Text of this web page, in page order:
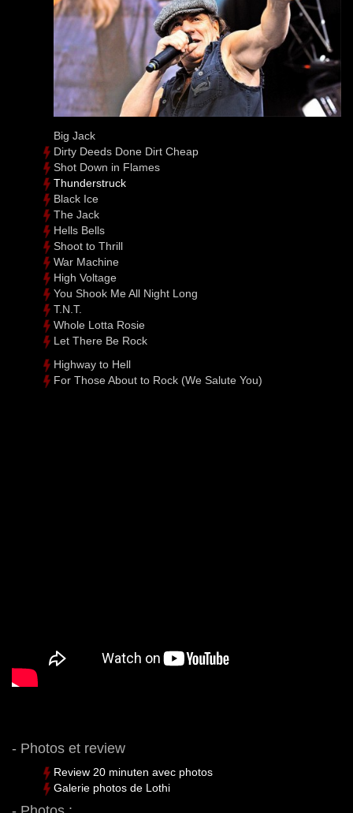
Big Jack
Dirty Deeds Done Dirt Cheap
Shot Down in Flames
Thunderstruck
Black Ice
The Jack
Hells Bells
Shoot to Thrill
War Machine
High Voltage
You Shook Me All Night Long
T.N.T.
Whole Lotta Rosie
Let There Be Rock
Highway to Hell
For Those About to Rock (We Salute You)
- Photos et review
Review 20 minuten avec photos
Galerie photos de Lothi